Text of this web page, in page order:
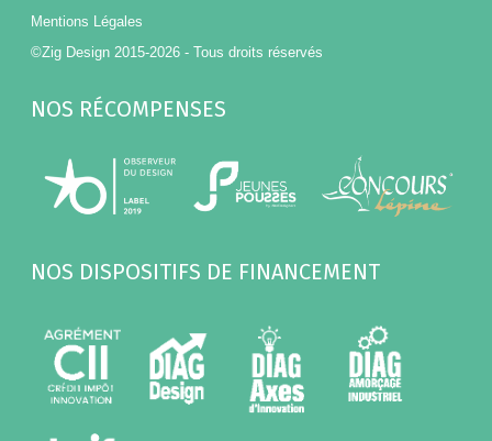
Mentions Légales
©Zig Design 2015-2026 - Tous droits réservés
NOS RÉCOMPENSES
NOS DISPOSITIFS DE FINANCEMENT